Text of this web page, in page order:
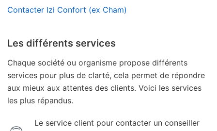
Contacter Izi Confort (ex Cham)
Les différents services
Chaque société ou organisme propose différents
services pour plus de clarté, cela permet de répondre
aux mieux aux attentes des clients. Voici les services
les plus répandus.
Le service client pour contacter un conseiller